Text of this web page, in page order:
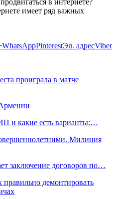
в интернете?
имеет ряд важных
WhatsAppPinterestЭл. адресViber
проиграла в матче
и какие есть варианты:…
Милиция
заключение договоров по…
демонтировать